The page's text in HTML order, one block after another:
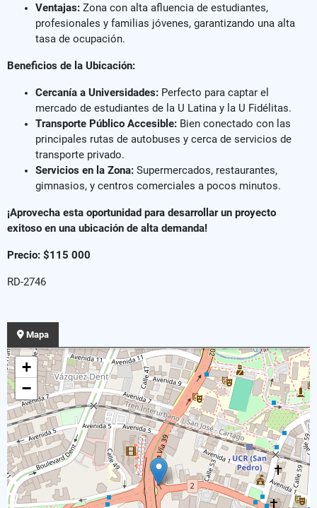
Ventajas: Zona con alta afluencia de estudiantes,
profesionales y familias jóvenes, garantizando una alta
tasa de ocupación.
Beneficios de la Ubicación:
Cercanía a Universidades: Perfecto para captar el
mercado de estudiantes de la U Latina y la U Fidélitas.
Transporte Público Accesible: Bien conectado con las
principales rutas de autobuses y cerca de servicios de
transporte privado.
Servicios en la Zona: Supermercados, restaurantes,
gimnasios, y centros comerciales a pocos minutos.
¡Aprovecha esta oportunidad para desarrollar un proyecto
exitoso en una ubicación de alta demanda!
Precio: $115 000
RD-2746
Mapa
+
−